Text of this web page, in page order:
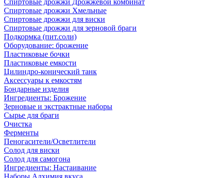
Спиртовые дрожжи Дрожжевой комбинат
Спиртовые дрожжи Хмельные
Спиртовые дрожжи для виски
Спиртовые дрожжи для зерновой браги
Подкормка (пит.соли)
Оборудование: брожение
Пластиковые бочки
Пластиковые емкости
Цилиндро-конический танк
Аксессуары к емкостям
Бондарные изделия
Ингредиенты: Брожение
Зерновые и экстрактные наборы
Сырье для браги
Очистка
Ферменты
Пеногасители/Осветлители
Солод для виски
Солод для самогона
Ингредиенты: Настаивание
Наборы Алхимия вкуса